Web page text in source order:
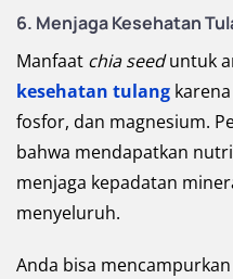
6. Menjaga Kesehatan
Manfaat chia seeduntuk
kesehatan tulang
fosfor, dan magnesium.
bahwa mendapatkan
menjaga kepadatan
menyeluruh.
Anda bisa